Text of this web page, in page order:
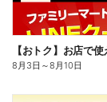
8月3日 ～8月10日